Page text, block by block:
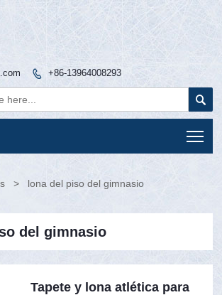
 +86-13964008293

> lona del piso del gimnasio
del gimnasio
Tapete y lona atlética para